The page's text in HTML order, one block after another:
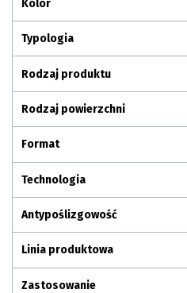
Kolor
Typologia
Rodzaj produktu
Rodzaj powierzchni
Format
Technologia
Antypoślizgowość
Linia produktowa
Zastosowanie